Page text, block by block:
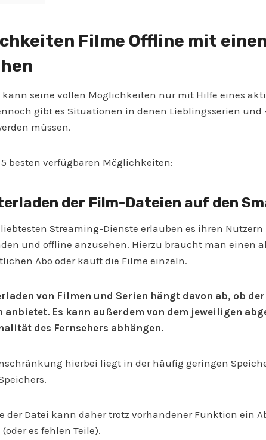
Filme Offline mit
kann seine vollen Möglichkeiten nur mit Hilfe eines
gibt es Situationen in denen Lieblingsserien
müssen.
besten verfügbaren Möglichkeiten:
der Film-Dateien auf den
Streaming-Dienste erlauben es ihren Nutzern
und offline anzusehen. Hierzu braucht man einen
Abo oder kauft die Filme einzeln.
von Filmen und Serien hängt davon ab, ob
anbietet. Es kann außerdem von dem jeweiligen
des Fernsehers abhängen.
hierbei liegt in der häufig geringen
der Datei kann daher trotz vorhandener Funktion ein
es fehlen Teile).